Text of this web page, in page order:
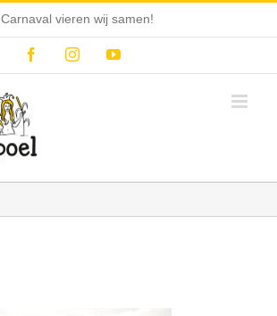
Carnaval vieren wij samen!
FacebookInstagramYouTube